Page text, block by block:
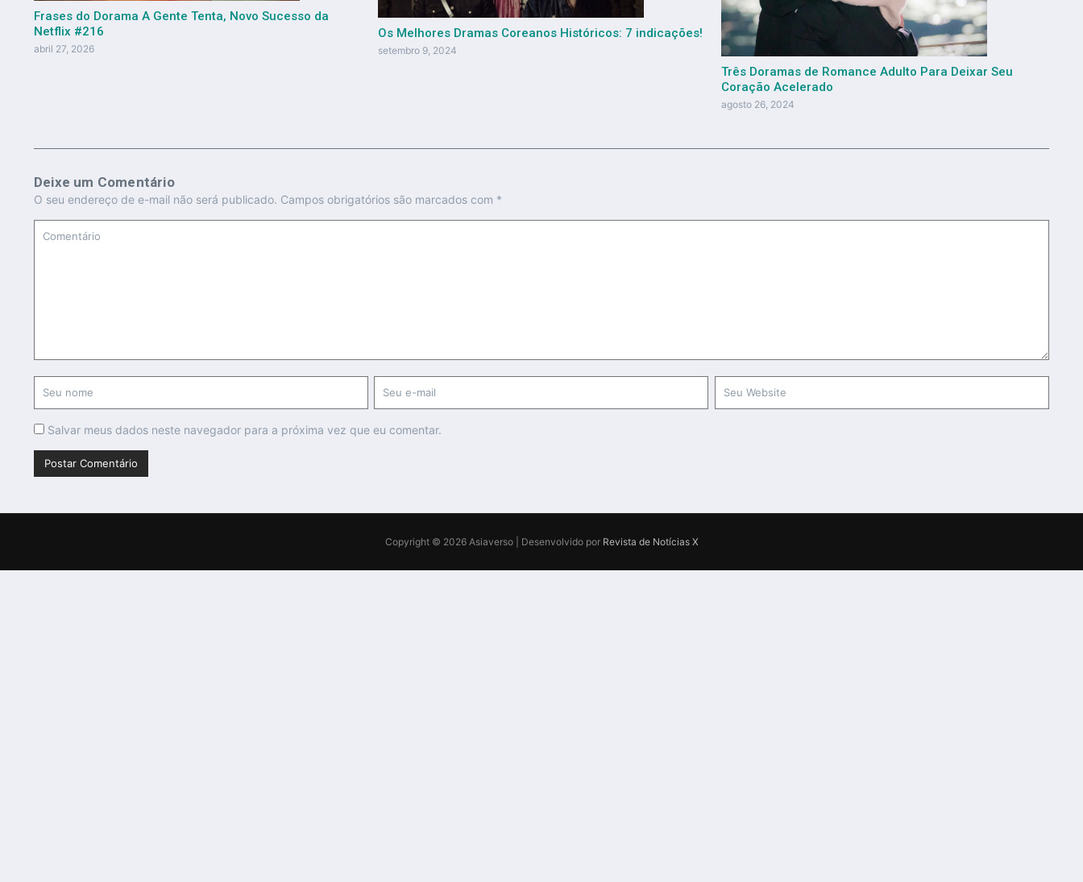
Frases do Dorama A Gente Tenta, Novo Sucesso da
Netflix #216
abril 27, 2026
Os Melhores Dramas Coreanos Históricos: 7 indicações!
setembro 9, 2024
Três Doramas de Romance Adulto Para Deixar Seu
Coração Acelerado
agosto 26, 2024
Deixe um Comentário
O seu endereço de e-mail não será publicado. Campos obrigatórios são marcados com *
Salvar meus dados neste navegador para a próxima vez que eu comentar.
Copyright © 2026 Asiaverso | Desenvolvido por Revista de Notícias X